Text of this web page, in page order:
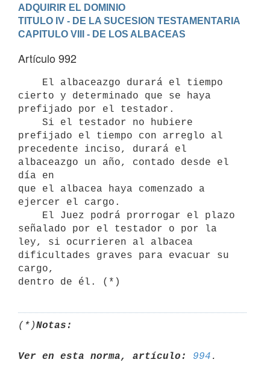
ADQUIRIR EL DOMINIO
TITULO IV - DE LA SUCESION TESTAMENTARIA
CAPITULO VIII - DE LOS ALBACEAS
Artículo 992
cierto y determinado que se haya
prefijado por el testador.
prefijado el tiempo con arreglo al
precedente inciso, durará el
albaceazgo un año, contado desde el
día en
que el albacea haya comenzado a
ejercer el cargo.
señalado por el testador o por la
ley, si ocurrieren al albacea
dificultades graves para evacuar su
cargo,
(*)Notas:
Ver en esta norma, artículo: 994